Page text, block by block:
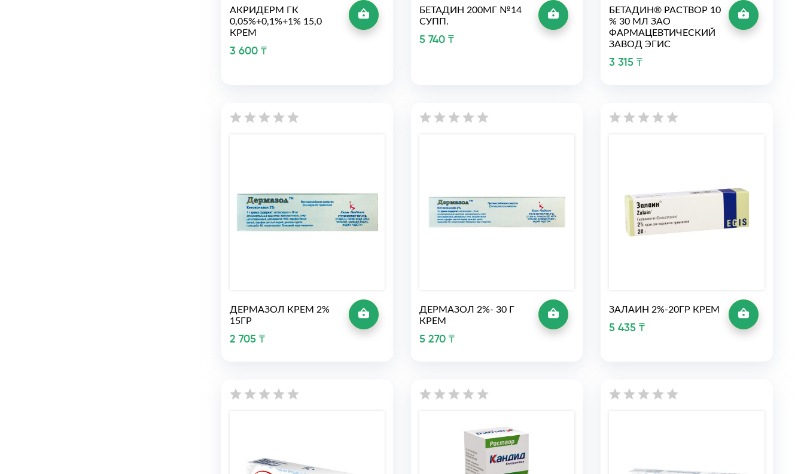
АКРИДЕРМ ГК
0,05%+0,1%+1% 15,0
КРЕМ
3 600 ₸
БЕТАДИН 200МГ №14
СУПП.
5 740 ₸
БЕТАДИН® РАСТВОР 10
% 30 МЛ ЗАО
ФАРМАЦЕВТИЧЕСКИЙ
ЗАВОД ЭГИС
3 315 ₸
ДЕРМАЗОЛ КРЕМ 2%
15ГР
2 705 ₸
ДЕРМАЗОЛ 2%- 30 Г
КРЕМ
5 270 ₸
ЗАЛАИН 2%-20ГР КРЕМ
5 435 ₸